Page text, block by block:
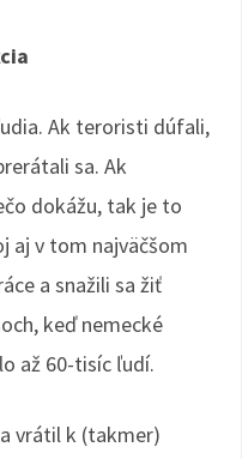
Ak teroristi dúfali,
sa. Ak
dokážu, tak je to
aj v tom najväčšom
a snažili sa žiť
keď nemecké
až 60-tisíc ľudí.
vrátil k (takmer)